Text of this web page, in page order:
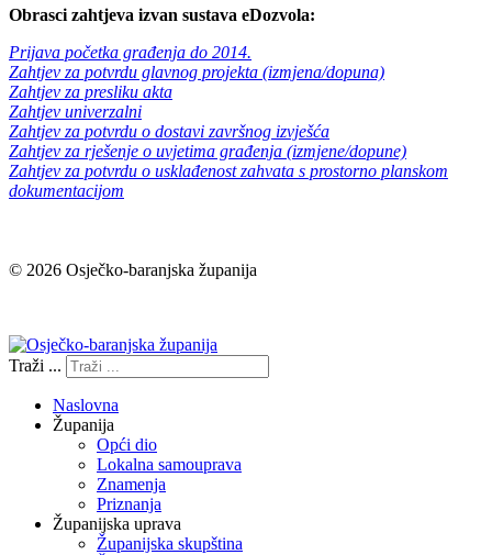
Obrasci zahtjeva izvan sustava eDozvola:
Prijava početka građenja do 2014.
Zahtjev za potvrdu glavnog projekta (izmjena/dopuna)
Zahtjev za presliku akta
Zahtjev univerzalni
Zahtjev za potvrdu o dostavi završnog izvješća
Zahtjev za rješenje o uvjetima građenja (izmjene/dopune)
Zahtjev za potvrdu o usklađenost zahvata s prostorno planskom
dokumentacijom
© 2026 Osječko-baranjska županija
Traži ...
Naslovna
Županija
Opći dio
Lokalna samouprava
Znamenja
Priznanja
Županijska uprava
Županijska skupština